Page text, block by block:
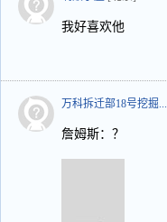
我好喜欢他
万科拆迁部18号挖掘...
詹姆斯：？